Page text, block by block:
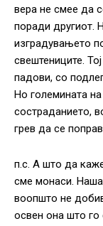
вера не смее да
поради другиот.
изградувањето
свештениците.
падови, со
Но големината
состраданието,
грев да се
п.с. А што да
сме монаси.
воопшто не
освен она што го